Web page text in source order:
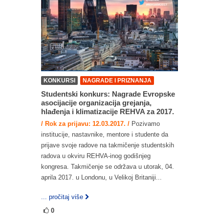
KONKURSI NAGRADE I PRIZNANJA
Studentski konkurs: Nagrade Evropske
asocijacije organizacija grejanja,
hlađenja i klimatizacije REHVA za 2017.
/ Rok za prijavu: 12.03.2017. / Pozivamo
institucije, nastavnike, mentore i studente da
prijave svoje radove na takmičenje studentskih
radova u okviru REHVA-inog godišnjeg
kongresa. Takmičenje se održava u utorak, 04.
aprila 2017. u Londonu, u Velikoj Britaniji...
... pročitaj više
0